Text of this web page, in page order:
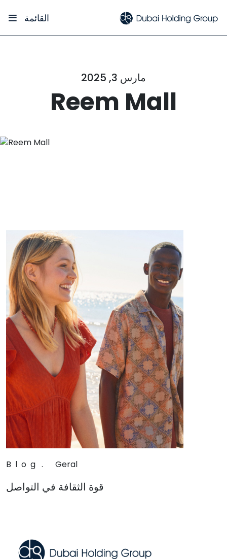
القائمة
مارس 3, 2025
Reem Mall
Blog . Geral
قوة الثقافة في التواصل